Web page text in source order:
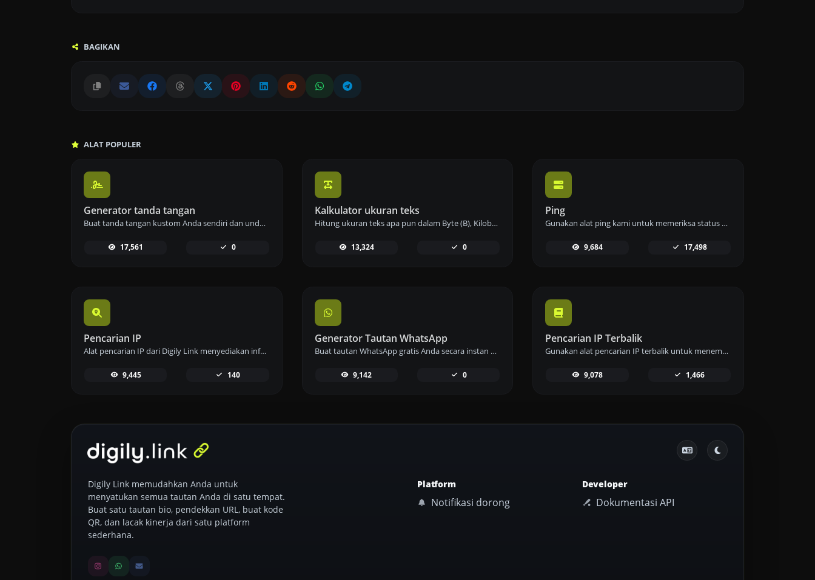
BAGIKAN
ALAT POPULER
Generator tanda tangan
Buat tanda tangan kustom Anda sendiri dan unduh dengan mudah menggunakan alat pembuat tanda tangan kami untuk e-tanda tangan yang dipersonalisasi.
17,561 0
Kalkulator ukuran teks
Hitung ukuran teks apa pun dalam Byte (B), Kilobyte (KB), atau Megabyte (MB) menggunakan alat kalkulator ukuran teks kami.
13,324 0
Ping
Gunakan alat ping kami untuk memeriksa status dan waktu respons dari situs web, server, atau port dengan cepat dan efisien.
9,684 17,498
Pencarian IP
Alat pencarian IP dari Digily Link menyediakan informasi terperinci tentang alamat IP mana pun. Gunakan layanan online gratis ini untuk mendapatkan data IP yang komprehensif.
9,445 140
Generator Tautan WhatsApp
Buat tautan WhatsApp gratis Anda secara instan dengan Pembuat Tautan WhatsApp kami. Tambahkan pesan khusus dan mulai obrolan dengan satu klik – tidak perlu login atau pengkodean.
9,142 0
Pencarian IP Terbalik
Gunakan alat pencarian IP terbalik untuk menemukan domain atau host yang terkait dengan alamat IP dengan cepat dan mudah.
9,078 1,466
Digily Link memudahkan Anda untuk
menyatukan semua tautan Anda di satu tempat.
Buat satu tautan bio, pendekkan URL, buat kode
QR, dan lacak kinerja dari satu platform
sederhana.
Platform
Notifikasi dorong
Developer
Dokumentasi API